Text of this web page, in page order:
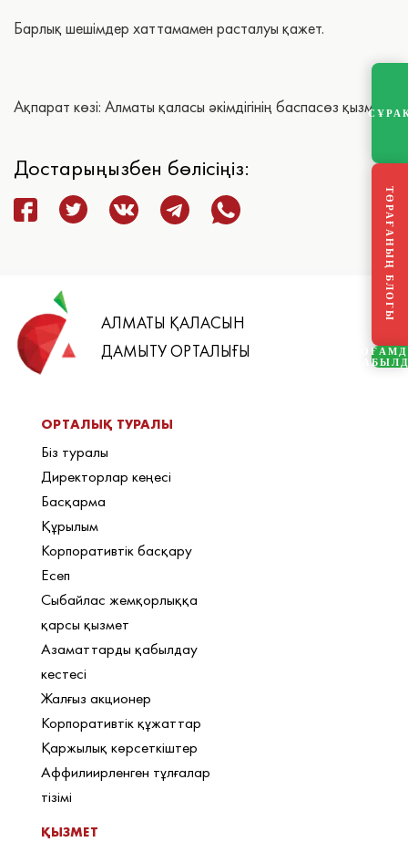
Барлық шешімдер хаттамамен расталуы қажет.
Ақпарат көзі: Алматы қаласы әкімдігінің баспасөз қызметі
Достарыңызбен бөлісіңіз:
АЛМАТЫ ҚАЛАСЫН
ДАМЫТУ ОРТАЛЫҒЫ
ОРТАЛЫҚ ТУРАЛЫ
Біз туралы
Директорлар кеңесі
Басқарма
Құрылым
Корпоративтік басқару
Есеп
Сыбайлас жемқорлыққа
қарсы қызмет
Азаматтарды қабылдау
кестесі
Жалғыз акционер
Корпоративтік құжаттар
Қаржылық көрсеткіштер
Аффилиирленген тұлғалар
тізімі
ҚЫЗМЕТ
ТӨРАҒАНЫҢ БЛОГЫ